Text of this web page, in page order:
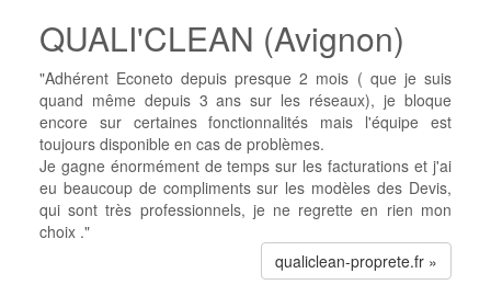
QUALI'CLEAN (Avignon)
"Adhérent Econeto depuis presque 2 mois ( que je suis
quand même depuis 3 ans sur les réseaux), je bloque
encore sur certaines fonctionnalités mais l'équipe est
toujours disponible en cas de problèmes.
Je gagne énormément de temps sur les facturations et j'ai
eu beaucoup de compliments sur les modèles des Devis,
qui sont très professionnels, je ne regrette en rien mon
choix ."
qualiclean-proprete.fr »